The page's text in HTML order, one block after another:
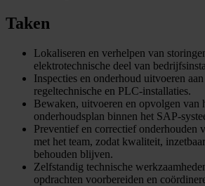
Taken
Lokaliseren en verhelpen van
elektrotechnische deel van
Inspecties en onderhoud uitvoeren
regeltechnische en PLC-installaties.
Bewaken, uitvoeren en opvolgen van
onderhoudsplan binnen het SAP-
Preventief en correctief onderhouden
met het team, zodat kwaliteit,
behouden blijven.
Zelfstandig technische
opdrachten voorbereiden en